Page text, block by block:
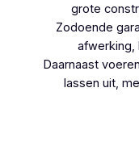
grote
Zodoende
afwerking,
Daarnaast
lassen uit,